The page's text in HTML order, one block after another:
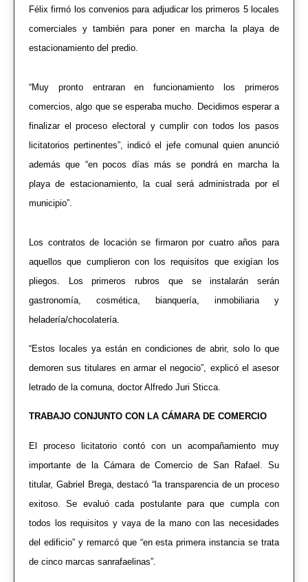
Félix firmó los convenios para adjudicar los primeros 5 locales
comerciales y también para poner en marcha la playa de
estacionamiento del predio.
“Muy pronto entraran en funcionamiento los primeros
comercios, algo que se esperaba mucho. Decidimos esperar a
finalizar el proceso electoral y cumplir con todos los pasos
licitatorios pertinentes”, indicó el jefe comunal quien anunció
además que “en pocos días más se pondrá en marcha la
playa de estacionamiento, la cual será administrada por el
municipio”.
Los contratos de locación se firmaron por cuatro años para
aquellos que cumplieron con los requisitos que exigían los
pliegos. Los primeros rubros que se instalarán serán
gastronomía, cosmética, bianquería, inmobiliaria y
heladería/chocolatería.
“Estos locales ya están en condiciones de abrir, solo lo que
demoren sus titulares en armar el negocio”, explicó el asesor
letrado de la comuna, doctor Alfredo Juri Sticca.
TRABAJO CONJUNTO CON LA CÁMARA DE COMERCIO
El proceso licitatorio contó con un acompañamiento muy
importante de la Cámara de Comercio de San Rafael. Su
titular, Gabriel Brega, destacó “la transparencia de un proceso
exitoso. Se evaluó cada postulante para que cumpla con
todos los requisitos y vaya de la mano con las necesidades
del edificio” y remarcó que “en esta primera instancia se trata
de cinco marcas sanrafaelinas”.